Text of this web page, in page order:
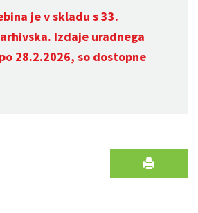
je v skladu s 33.
arhivska. Izdaje uradnega
28.2.2026, so dostopne